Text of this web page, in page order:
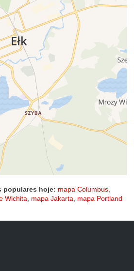
populares hoje: mapa Columbus,
Wichita, mapa Jakarta, mapa Portland